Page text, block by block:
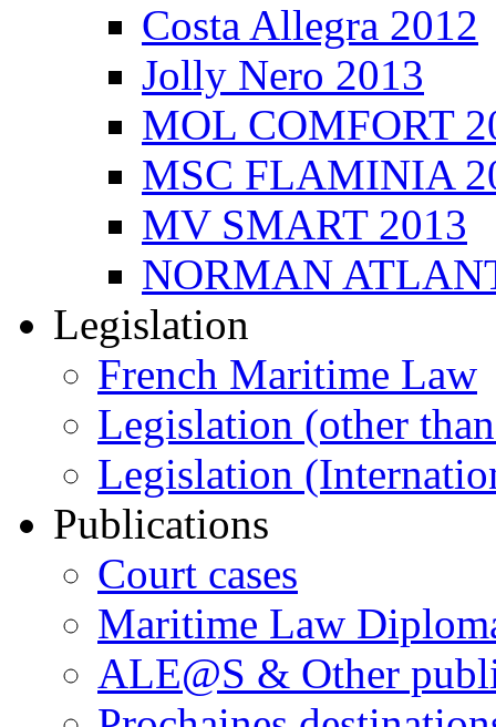
Costa Allegra 2012
Jolly Nero 2013
MOL COMFORT
MSC FLAMINIA
MV SMART 2013
NORMAN
Legislation
French Maritime Law
Legislation (other
Legislation
Publications
Court cases
Maritime Law
ALE@S & Other